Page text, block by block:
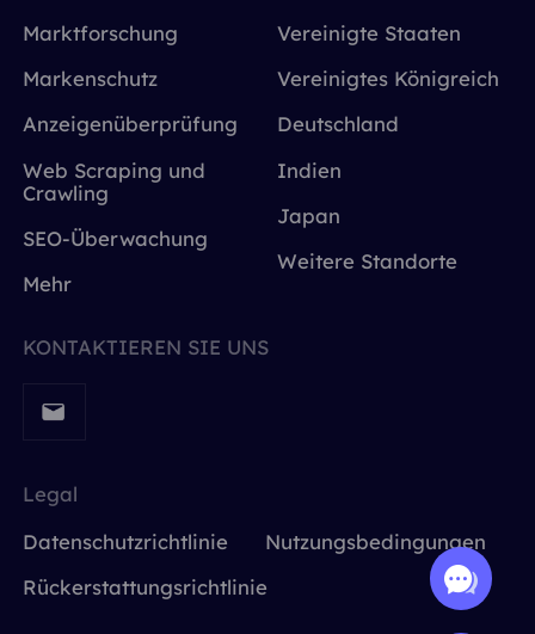
Marktforschung
Markenschutz
Anzeigenüberprüfung
Web Scraping und
Crawling
SEO-Überwachung
Mehr
Vereinigte Staaten
Vereinigtes Königreich
Deutschland
Indien
Japan
Weitere Standorte
KONTAKTIEREN SIE UNS
Legal
Datenschutzrichtlinie
Nutzungsbedingungen
Rückerstattungsrichtlinie